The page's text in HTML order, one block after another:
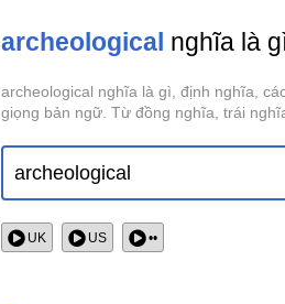
archeological nghĩa là
archeological nghĩa là gì, định nghĩa,
giọng bản ngữ. Từ đồng nghĩa, trái
UK US ••